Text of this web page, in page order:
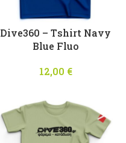
Dive360 – Τshirt Navy
Blue Fluo
12,00 €